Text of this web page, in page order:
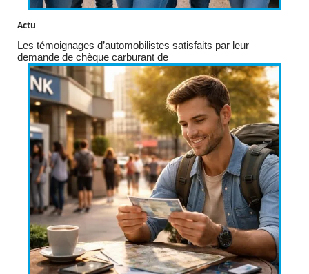
Actu
Les témoignages d’automobilistes satisfaits par leur
demande de chèque carburant de